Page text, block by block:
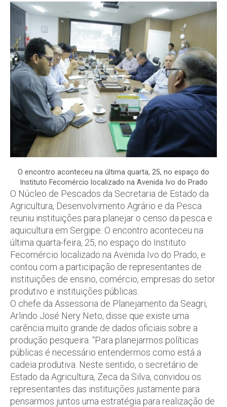
O encontro aconteceu na última quarta, 25, no espaço do
Instituto Fecomércio localizado na Avenida Ivo do Prado
O Núcleo de Pescados da Secretaria de Estado da
Agricultura, Desenvolvimento Agrário e da Pesca
reuniu instituições para planejar o censo da pesca e
aquicultura em Sergipe. O encontro aconteceu na
última quarta-feira, 25, no espaço do Instituto
Fecomércio localizado na Avenida Ivo do Prado, e
contou com a participação de representantes de
instituições de ensino, comércio, empresas do setor
produtivo e instituições públicas.
O chefe da Assessoria de Planejamento da Seagri,
Arlindo José Nery Neto, disse que existe uma
carência muito grande de dados oficiais sobre a
produção pesqueira. “Para planejarmos políticas
públicas é necessário entendermos como está a
cadeia produtiva. Neste sentido, o secretário de
Estado da Agricultura, Zeca da Silva, convidou os
representantes das instituições justamente para
pensarmos juntos uma estratégia para realização de